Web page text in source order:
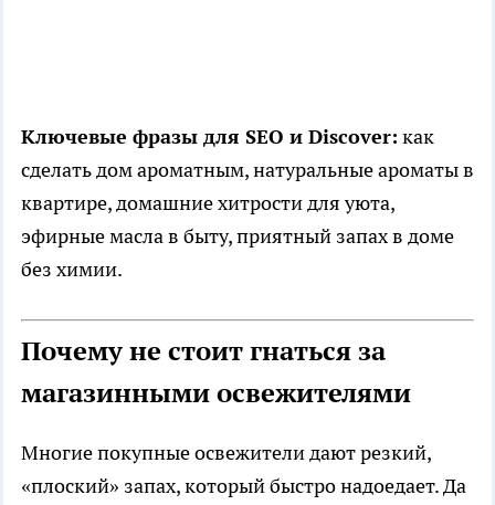
Ключевые фразы для SEO и Discover: как
сделать дом ароматным, натуральные ароматы в
квартире, домашние хитрости для уюта,
эфирные масла в быту, приятный запах в доме
без химии.
Почему не стоит гнаться за
магазинными освежителями
Многие покупные освежители дают резкий,
«плоский» запах, который быстро надоедает. Да